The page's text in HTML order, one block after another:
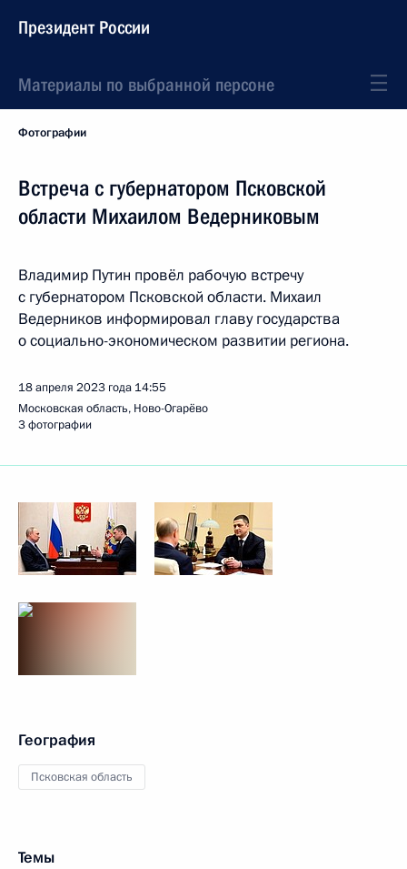
Президент России
Материалы по выбранной персоне
Фотографии
Встреча с губернатором Псковской
области Михаилом Ведерниковым
Владимир Путин провёл рабочую встречу
с губернатором Псковской области. Михаил
Ведерников информировал главу государства
о социально-экономическом развитии региона.
18 апреля 2023 года 14:55
Московская область, Ново-Огарёво
3 фотографии
География
Псковская область
Темы